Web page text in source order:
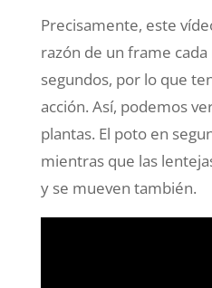
Precisamente, este
razón de un frame
segundos, por lo que
acción. Así, podemos
plantas. El poto en
mientras que las
y se mueven también.